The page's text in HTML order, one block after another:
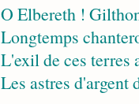
O Elbereth !
Longtemps
L'exil de ces terres
Les astres d'argent